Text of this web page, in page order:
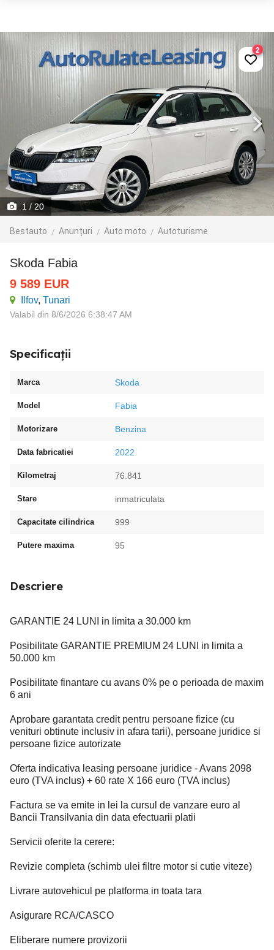
1 / 20
Bestauto Anunțuri Auto moto Autoturisme
2
Skoda Fabia
9 589 EUR
Ilfov, Tunari
Valabil din 8/6/2026 6:38:47 AM
Specificații
Marca Skoda
Model Fabia
Motorizare Benzina
Data fabricatiei 2022
Kilometraj 76.841
Stare inmatriculata
Capacitate cilindrica 999
Putere maxima 95
Descriere
GARANTIE 24 LUNI in limita a 30.000 km
Posibilitate GARANTIE PREMIUM 24 LUNI in limita a
50.000 km
Posibilitate finantare cu avans 0% pe o perioada de maxim
6 ani
Aprobare garantata credit pentru persoane fizice (cu
venituri obtinute inclusiv in afara tarii), persoane juridice si
persoane fizice autorizate
Oferta indicativa leasing persoane juridice - Avans 2098
euro (TVA inclus) + 60 rate X 166 euro (TVA inclus)
Factura se va emite in lei la cursul de vanzare euro al
Bancii Transilvania din data efectuarii platii
Servicii oferite la cerere:
Revizie completa (schimb ulei filtre motor si cutie viteze)
Livrare autovehicul pe platforma in toata tara
Asigurare RCA/CASCO
Eliberare numere provizorii